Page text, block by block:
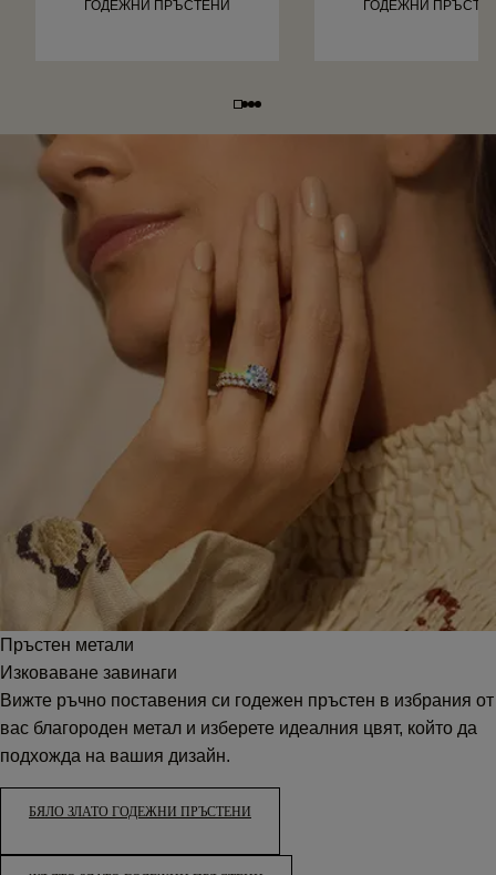
ГОДЕЖНИ ПРЪСТЕНИ ГОДЕЖНИ
Пръстен метали
Изковаване завинаги
Вижте ръчно поставения си годежен пръстен в избрания от
вас благороден метал и изберете идеалния цвят, който да
подхожда на вашия дизайн.
БЯЛО ЗЛАТО ГОДЕЖНИ ПРЪСТЕНИ